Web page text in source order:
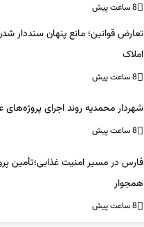
تعارض قوانین؛ مانع پنهان سنددار
املاک
8 ساعت پیش
8 ساعت پیش
همجوار
8 ساعت پیش